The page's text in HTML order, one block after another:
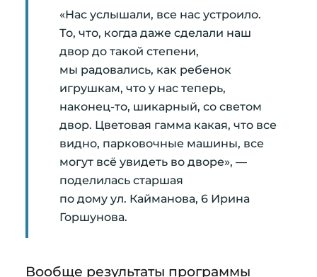
«Нас услышали, все нас устроило.
То, что, когда даже сделали наш
двор до такой степени,
мы радовались, как ребенок
игрушкам, что у нас теперь,
наконец-то, шикарный, со светом
двор. Цветовая гамма какая, что все
видно, парковочные машины, все
могут всё увидеть во дворе», —
поделилась старшая
по дому ул. Кайманова, 6 Ирина
Горшунова.
Вообще результаты программы